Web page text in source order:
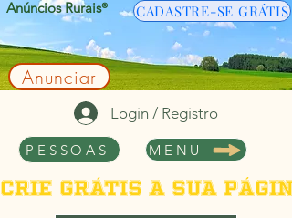
MENU
Anunciar
Login / Registro
Anúncios Rurais®
PESSOAS
CADASTRE-SE GRÁTIS
Crie grátis a sua